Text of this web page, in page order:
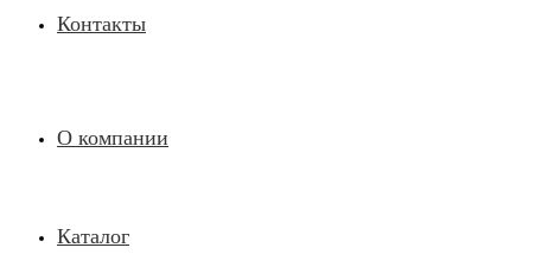
Контакты
О компании
Каталог